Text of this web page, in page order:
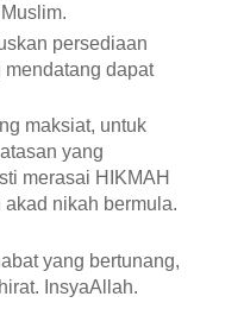
persediaan
dapat
maksiat, untuk
yang
merasai HIKMAH
nikah bermula.
yang bertunang,
InsyaAllah.